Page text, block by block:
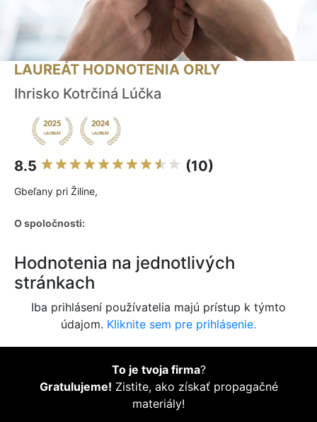
LAUREÁT HODNOTENIA ORLY
Ihrisko Kotrčiná Lúčka
8.5 (10)
Gbeľany pri Žiline,
O spoločnosti:
Hodnotenia na jednotlivých
stránkach
Iba prihlásení používatelia majú prístup k týmto
údajom. Kliknite sem pre prihlásenie.
To je tvoja firma?
Gratulujeme! Zistite, ako získať propagačné
materiály!